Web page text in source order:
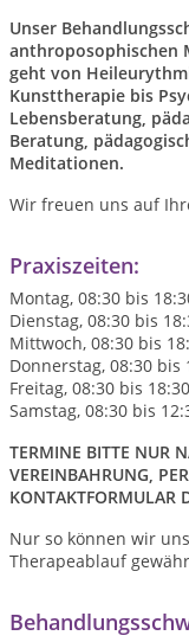
Unser
anthroposophischen
geht von
Kunsttherapie bis
Lebensberatung,
Beratung,
Meditationen.
Wir freuen uns auf
Praxiszeiten:
Montag, 08:30 bis
Dienstag, 08:30 bis
Mittwoch, 08:30 bis
Donnerstag, 08:30 bis
Freitag, 08:30 bis
Samstag, 08:30 bis
TERMINE BITTE NUR
VEREINBAHRUNG,
KONTAKTFORMULAR
Nur so können wir
Therapeablauf